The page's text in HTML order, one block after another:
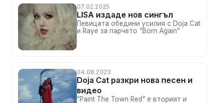
07.02.2025
LISA издаде нов сингъл
Певицата обедини усилия с Doja Cat
и Raye за парчето “Born Again”
04.08.2023
Doja Cat разкри нова песен и
видео
"Paint The Town Red" е вторият и